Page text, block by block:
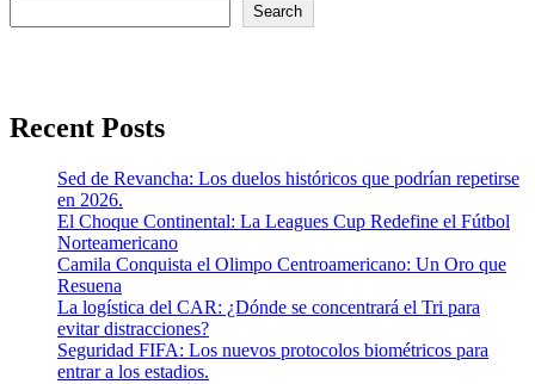
Search
Recent Posts
Sed de Revancha: Los duelos históricos que podrían repetirse
en 2026.
El Choque Continental: La Leagues Cup Redefine el Fútbol
Norteamericano
Camila Conquista el Olimpo Centroamericano: Un Oro que
Resuena
La logística del CAR: ¿Dónde se concentrará el Tri para
evitar distracciones?
Seguridad FIFA: Los nuevos protocolos biométricos para
entrar a los estadios.